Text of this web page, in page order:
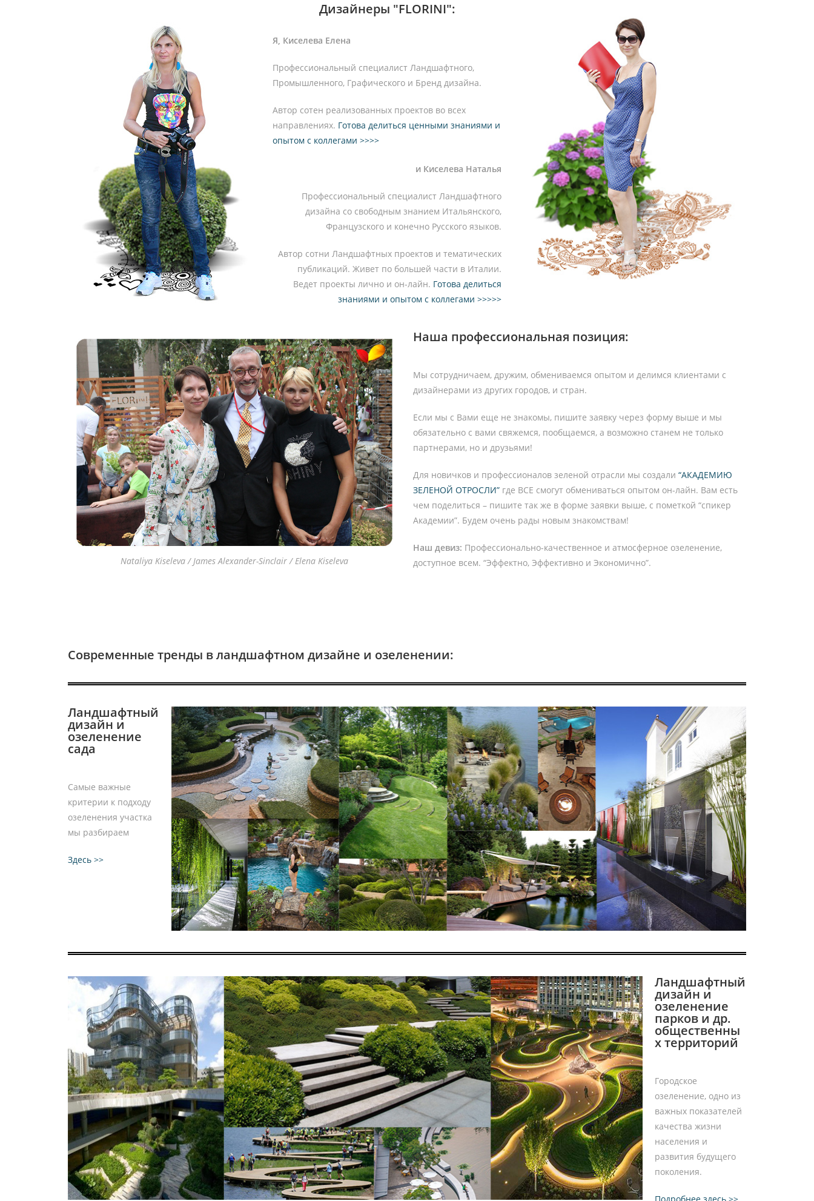
Дизайнеры "FLORINI":
Я, Киселева Елена
Профессиональный специалист Ландшафтного,
Промышленного, Графического и Бренд дизайна.
Автор сотен реализованных проектов во всех
направлениях. Готова делиться ценными знаниями и
опытом с коллегами >>>>
и Киселева Наталья
Профессиональный специалист Ландшафтного
дизайна со свободным знанием Итальянского,
Французского и конечно Русского языков.
Автор сотни Ландшафтных проектов и тематических
публикаций. Живет по большей части в Италии.
Ведет проекты лично и он-лайн. Готова делиться
знаниями и опытом с коллегами >>>>>
Nataliya Kiseleva / James Alexander-Sinclair / Elena Kiseleva
Наша профессиональная позиция:
Мы сотрудничаем, дружим, обмениваемся опытом и делимся клиентами с
дизайнерами из других городов, и стран.
Если мы с Вами еще не знакомы, пишите заявку через форму выше и мы
обязательно с вами свяжемся, пообщаемся, а возможно станем не только
партнерами, но и друзьями!
Для новичков и профессионалов зеленой отрасли мы создали “АКАДЕМИЮ
ЗЕЛЕНОЙ ОТРОСЛИ” где ВСЕ смогут обмениваться опытом он-лайн. Вам есть
чем поделиться – пишите так же в форме заявки выше, с пометкой “спикер
Академии”. Будем очень рады новым знакомствам!
Наш девиз: Профессионально-качественное и атмосферное озеленение,
доступное всем. “Эффектно, Эффективно и Экономично”.
Современные тренды в ландшафтном дизайне и озеленении:
Ландшафтный
дизайн и
озеленение
сада
Самые важные
критерии к подходу
озеленения участка
мы разбираем
Здесь >>
Ландшафтный
дизайн и
озеленение
парков и др.
общественны
х территорий
Городское
озеленение, одно из
важных показателей
качества жизни
населения и
развития будущего
поколения.
Подробнее здесь >>